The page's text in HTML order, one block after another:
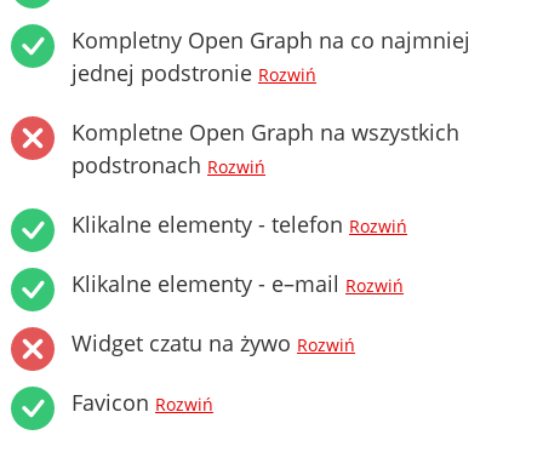
Kompletny Open Graph na co najmniej
jednej podstronie Rozwiń
Kompletne Open Graph na wszystkich
podstronach Rozwiń
Klikalne elementy - telefon Rozwiń
Klikalne elementy - e–mail Rozwiń
Widget czatu na żywo Rozwiń
Favicon Rozwiń